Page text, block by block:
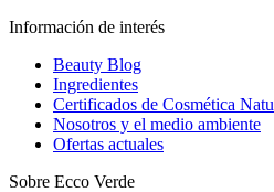
Información de interés
Beauty Blog
Ingredientes
Certificados de Cosmética
Nosotros y el medio ambiente
Ofertas actuales
Sobre Ecco Verde